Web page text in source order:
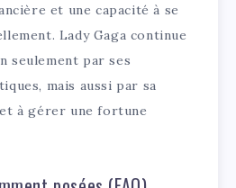
et une capacité à se
Lady Gaga continue
seulement par ses
mais aussi par sa
à gérer une fortune